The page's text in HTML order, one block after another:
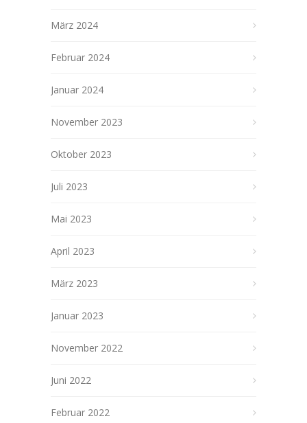
März 2024
Februar 2024
Januar 2024
November 2023
Oktober 2023
Juli 2023
Mai 2023
April 2023
März 2023
Januar 2023
November 2022
Juni 2022
Februar 2022